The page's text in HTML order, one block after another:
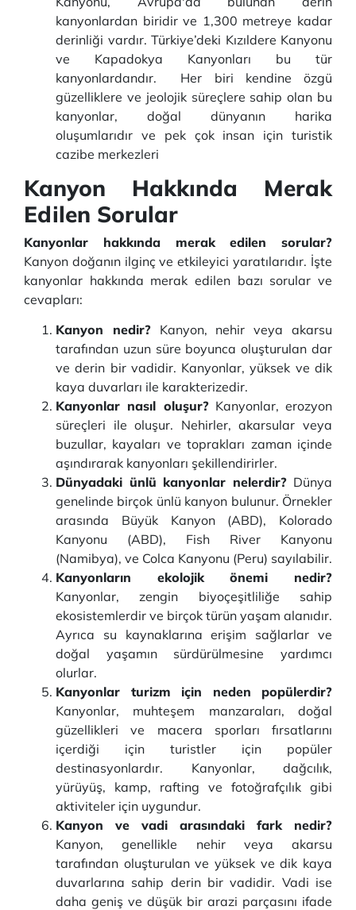
kanyonlardan biridir ve 1,300 metreye kadar
derinliği vardır. Türkiye’deki Kızıldere Kanyonu
ve Kapadokya Kanyonları bu tür
kanyonlardandır. Her biri kendine özgü
güzelliklere ve jeolojik süreçlere sahip olan bu
kanyonlar, doğal dünyanın harika
oluşumlarıdır ve pek çok insan için turistik
cazibe merkezleri
Kanyon Hakkında Merak
Edilen Sorular
Kanyonlar hakkında merak edilen sorular?
Kanyon doğanın ilginç ve etkileyici yaratılarıdır. İşte
kanyonlar hakkında merak edilen bazı sorular ve
cevapları:
Kanyon nedir?Kanyon, nehir veya akarsu
tarafından uzun süre boyunca oluşturulan dar
ve derin bir vadidir. Kanyonlar, yüksek ve dik
kaya duvarları ile karakterizedir.
Kanyonlar nasıl oluşur?Kanyonlar, erozyon
süreçleri ile oluşur. Nehirler, akarsular veya
buzullar, kayaları ve toprakları zaman içinde
aşındırarak kanyonları şekillendirirler.
Dünyadaki ünlü kanyonlar nelerdir? Dünya
genelinde birçok ünlü kanyon bulunur. Örnekler
arasında Büyük Kanyon (ABD), Kolorado
Kanyonu (ABD), Fish River Kanyonu
(Namibya), ve Colca Kanyonu (Peru) sayılabilir.
Kanyonların ekolojik önemi nedir?
Kanyonlar, zengin biyoçeşitliliğe sahip
ekosistemlerdir ve birçok türün yaşam alanıdır.
Ayrıca su kaynaklarına erişim sağlarlar ve
doğal yaşamın sürdürülmesine yardımcı
olurlar.
Kanyonlar turizm için neden popülerdir?
Kanyonlar, muhteşem manzaraları, doğal
güzellikleri ve macera sporları fırsatlarını
içerdiği için turistler için popüler
destinasyonlardır. Kanyonlar, dağcılık,
yürüyüş, kamp, rafting ve fotoğrafçılık gibi
aktiviteler için uygundur.
Kanyon ve vadi arasındaki fark nedir?
Kanyon, genellikle nehir veya akarsu
tarafından oluşturulan ve yüksek ve dik kaya
duvarlarına sahip derin bir vadidir. Vadi ise
daha geniş ve düşük bir arazi parçasını ifade